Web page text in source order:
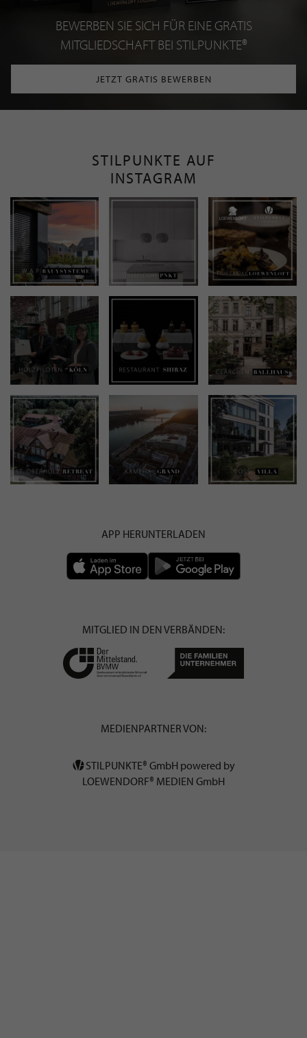
BEWERBEN SIE SICH FÜR EINE GRATIS
MITGLIEDSCHAFT BEI STILPUNKTE®
JETZT GRATIS BEWERBEN
STILPUNKTE AUF
INSTAGRAM
APP HERUNTERLADEN
MITGLIED IN DEN VERBÄNDEN:
MEDIENPARTNER VON:
STILPUNKTE® GmbH powered by
LOEWENDORF® MEDIEN GmbH